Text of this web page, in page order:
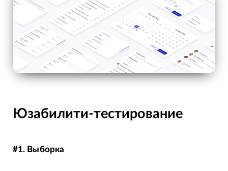
Юзабилити-тестирование
#1. Выборка